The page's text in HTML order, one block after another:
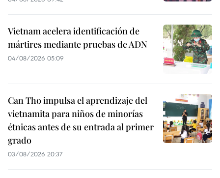
Vietnam acelera identificación de
mártires mediante pruebas de ADN
04/08/2026 05:09
Can Tho impulsa el aprendizaje del
vietnamita para niños de minorías
étnicas antes de su entrada al primer
grado
03/08/2026 20:37